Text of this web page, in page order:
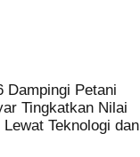
Dampingi Petani
Tingkatkan Nilai
Lewat Teknologi dan